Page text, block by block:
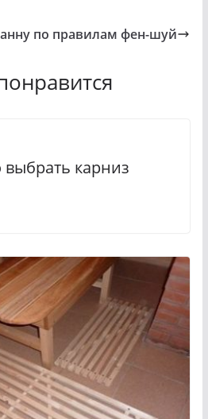
по правилам фен-шуй
карниз